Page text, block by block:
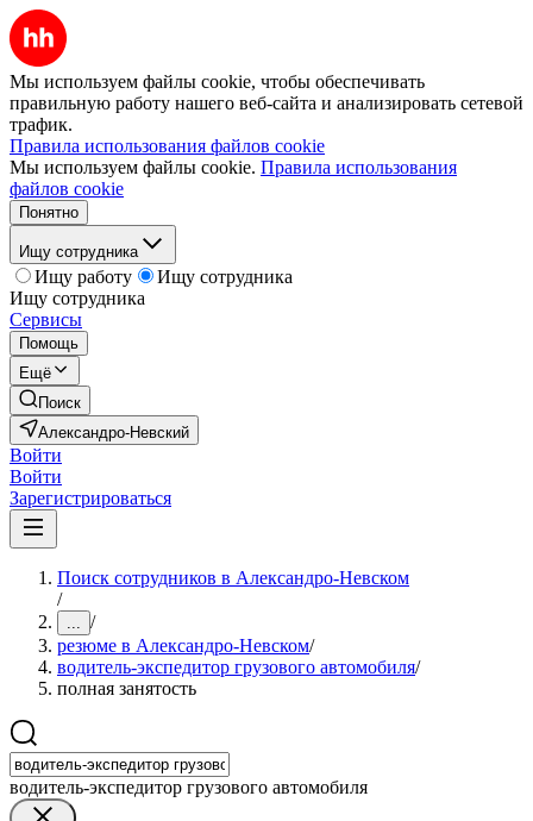
Мы используем файлы cookie, чтобы обеспечивать
правильную работу нашего веб-сайта и анализировать сетевой
трафик.
Правила использования файлов cookie
Мы используем файлы cookie. Правила использования
файлов cookie
Понятно
Ищу сотрудника
Ищу работу
Ищу сотрудника
Ищу сотрудника
Сервисы
Помощь
Ещё
Поиск
Александро-Невский
Войти
Войти
Зарегистрироваться
Поиск сотрудников в Александро-Невском
/
... /
резюме в Александро-Невском/
водитель-экспедитор грузового автомобиля/
полная занятость
водитель-экспедитор грузового автомобиля